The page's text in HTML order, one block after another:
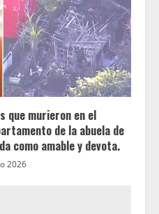
que murieron en el
de la abuela de
como amable y devota.
2026